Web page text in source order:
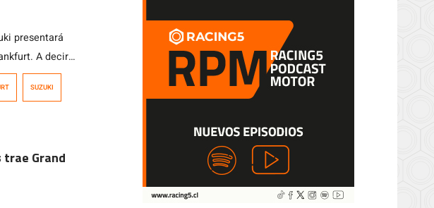
presentará
A decir
y más que
nosotros
SUZUKI
trae Grand